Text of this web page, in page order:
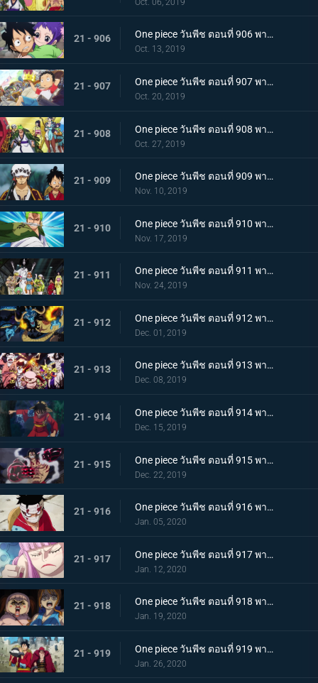
21 - 906 One piece วันพีช ตอนที่ 906 พากย์ไทย ดวลตัวต่อตัว ระหว่างหมอผีกับหมอแห่งความตาย!
Oct. 13, 2019
21 - 907 One piece วันพีช ตอนที่ 907 พากย์ไทย ตอนพิเศษ ฉลองวันพีซครบรอบ 20 ปี "โรแมนซ์ดอวน์"
Oct. 20, 2019
21 - 908 One piece วันพีช ตอนที่ 908 พากย์ไทย เรือสมบัติมาถึงแล้ว ลูฟี่ทาโร่แทนคุณ!
Oct. 27, 2019
21 - 909 One piece วันพีช ตอนที่ 909 พากย์ไทย สุสานแสนลึกลับ การพบกันอีกครั้งที่ซากปราสาทโอเด้ง!
Nov. 10, 2019
21 - 910 One piece วันพีช ตอนที่ 910 พากย์ไทย ซามูไรในตำนาน ชายผู้ที่โรเจอร์หลงใหล!
Nov. 17, 2019
21 - 911 One piece วันพีช ตอนที่ 911 พากย์ไทย เริ่มแผนการลับ เปิดฉากโค่นหนึ่งในสี่จักรพรรดิ
Nov. 24, 2019
21 - 912 One piece วันพีช ตอนที่ 912 พากย์ไทย ชายผู้แข็งแกร่งที่สุด หัวหน้ากองโจรสุดแกร่งชูเท็นมารุ!
Dec. 01, 2019
21 - 913 One piece วันพีช ตอนที่ 913 พากย์ไทย พ่ายแพ้อย่างหมดรูป ลมหายใจพิโรธของไคโด!
Dec. 08, 2019
21 - 914 One piece วันพีช ตอนที่ 914 พากย์ไทย การต่อสู้อันดุเดือด ลูฟี่ที่บุกเข้าใส่ปะทะไคโด
Dec. 15, 2019
21 - 915 One piece วันพีช ตอนที่ 915 พากย์ไทย การทำลายล้าง! ท่าไม้ตายเผด็จศึกอัสนีแปดทิศ!
Dec. 22, 2019
21 - 916 One piece วันพีช ตอนที่ 916 พากย์ไทย ลูฟี่ผู้ถูกเย้ยหยัน นรกบนดินที่เหมืองนักโทษ
Jan. 05, 2020
21 - 917 One piece วันพีช ตอนที่ 917 พากย์ไทย ดินแดนศักดิ์สิทธิ์สั่นคลอน หนวดดำ 1 ใน 4 จักรพรรดิผู้ไม่เกรงกลัวใคร
Jan. 12, 2020
21 - 918 One piece วันพีช ตอนที่ 918 พากย์ไทย เริ่มดำเนินการ แผนการใหญ่โค่นล้มไคโด!
Jan. 19, 2020
21 - 919 One piece วันพีช ตอนที่ 919 พากย์ไทย ความโกลาหล! นักโทษลูฟี่กับคิด!
Jan. 26, 2020